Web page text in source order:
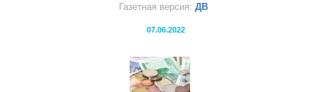
Газетная версия: ДВ
07.06.2022